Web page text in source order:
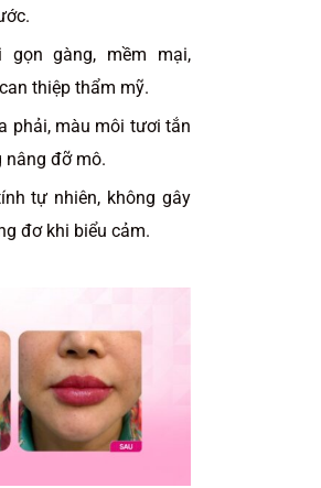
gọn gàng, mềm mại,
thiệp thẩm mỹ.
phải, màu môi tươi tắn
nâng đỡ mô.
tự nhiên, không gây
đơ khi biểu cảm.